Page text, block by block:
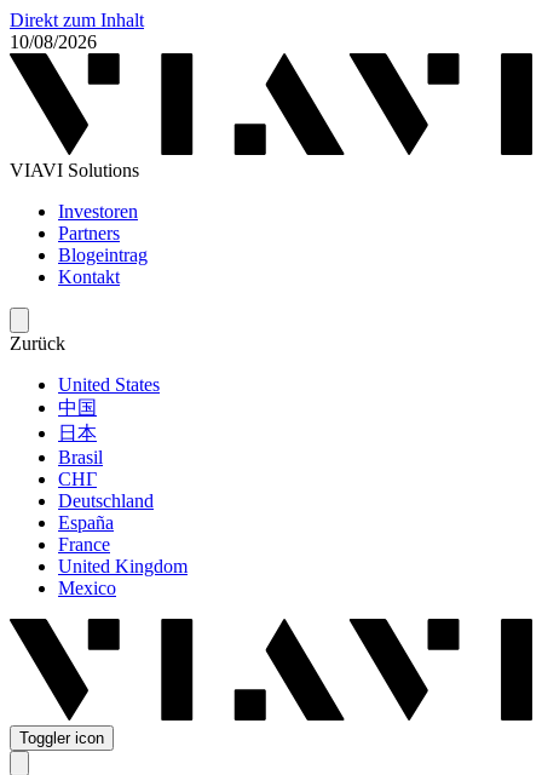
Direkt zum Inhalt
10/08/2026
VIAVI Solutions
Investoren
Partners
Blogeintrag
Kontakt
Zurück
United States
中国
日本
Brasil
СНГ
Deutschland
España
France
United Kingdom
Mexico
Toggler icon